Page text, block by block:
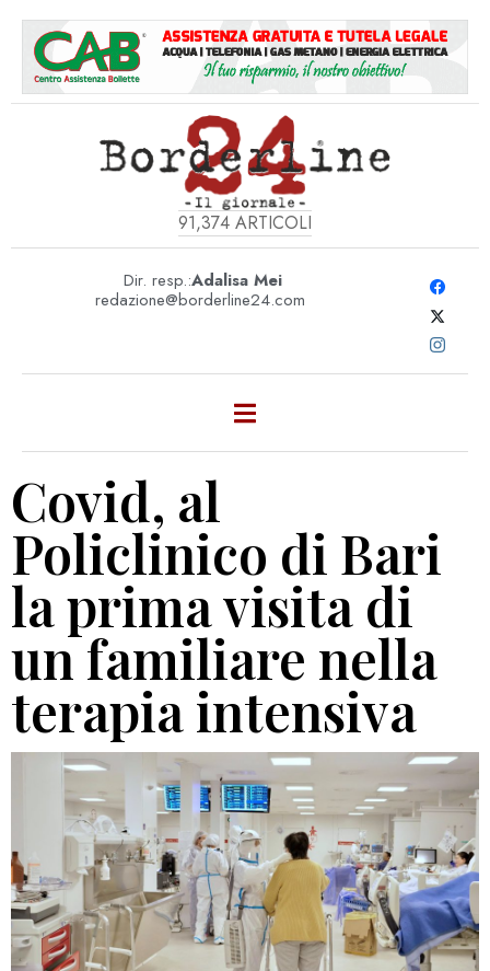
91,374 ARTICOLI
Dir. resp.:Adalisa Mei
redazione@borderline24.com
Covid, al
Policlinico di Bari
la prima visita di
un familiare nella
terapia intensiva